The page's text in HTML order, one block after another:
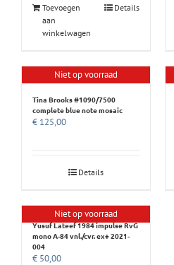
Toevoegen
aan
winkelwagen
Details
Niet op voorraad
Tina Brooks #1090/7500
complete blue note mosaic
€ 125,00
Details
Niet op voorraad
Yusuf Lateef 1984 impulse RvG
mono A-84 vnl./cvr. ex+ 2021-
004
€ 50,00